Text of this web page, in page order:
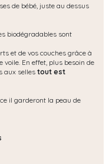
de bébé, juste au dessus
biodégradables sont
et de vos couches grâce à
En effet, plus besoin de
aux sellestout est
il garderont la peau de